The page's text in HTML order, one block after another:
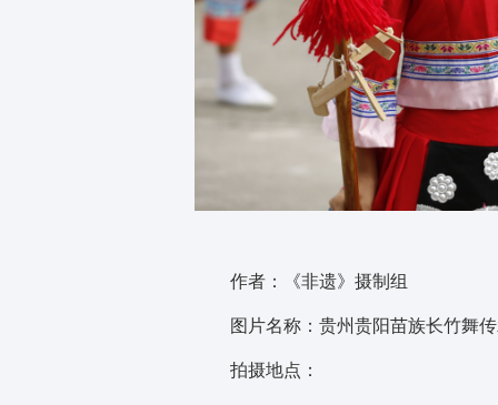
作者：《非遗》摄制组
图片名称：贵州贵阳苗族长竹舞传
拍摄地点：